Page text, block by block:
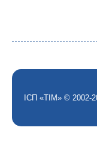
ІСП «ТІМ» ©